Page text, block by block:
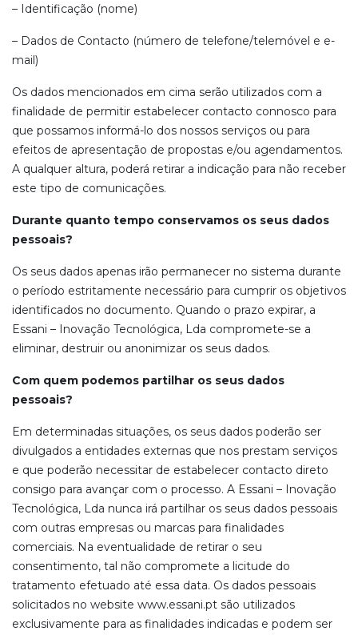
– Identificação (nome)
– Dados de Contacto (número de telefone/telemóvel e e-
mail)
Os dados mencionados em cima serão utilizados com a
finalidade de permitir estabelecer contacto connosco para
que possamos informá-lo dos nossos serviços ou para
efeitos de apresentação de propostas e/ou agendamentos.
A qualquer altura, poderá retirar a indicação para não receber
este tipo de comunicações.
Durante quanto tempo conservamos os seus dados
pessoais?
Os seus dados apenas irão permanecer no sistema durante
o período estritamente necessário para cumprir os objetivos
identificados no documento. Quando o prazo expirar, a
Essani – Inovação Tecnológica, Lda compromete-se a
eliminar, destruir ou anonimizar os seus dados.
Com quem podemos partilhar os seus dados
pessoais?
Em determinadas situações, os seus dados poderão ser
divulgados a entidades externas que nos prestam serviços
e que poderão necessitar de estabelecer contacto direto
consigo para avançar com o processo. A Essani – Inovação
Tecnológica, Lda nunca irá partilhar os seus dados pessoais
com outras empresas ou marcas para finalidades
comerciais. Na eventualidade de retirar o seu
consentimento, tal não compromete a licitude do
tratamento efetuado até essa data. Os dados pessoais
solicitados no website www.essani.pt são utilizados
exclusivamente para as finalidades indicadas e podem ser